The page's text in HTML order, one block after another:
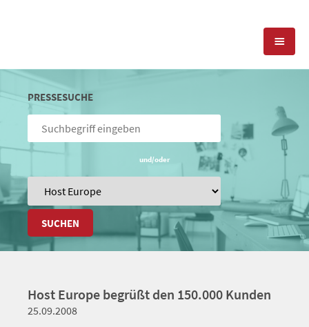
PRESSEARBEIT
SOCIAL MEDIA
PR-AGENTUR
REFERENZEN
STANDORT & KONTAKT
BLOG
KONTAKT
PRESSESUCHE
und/oder
SUCHEN
Host Europe begrüßt den 150.000 Kunden
25.09.2008